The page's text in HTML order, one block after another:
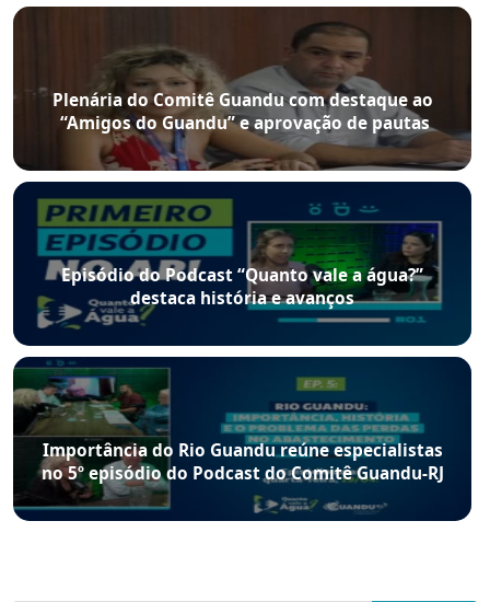
Plenária do Comitê Guandu com destaque ao
“Amigos do Guandu” e aprovação de pautas
Episódio do Podcast “Quanto vale a água?”
destaca história e avanços
Importância do Rio Guandu reúne especialistas
no 5º episódio do Podcast do Comitê Guandu-RJ